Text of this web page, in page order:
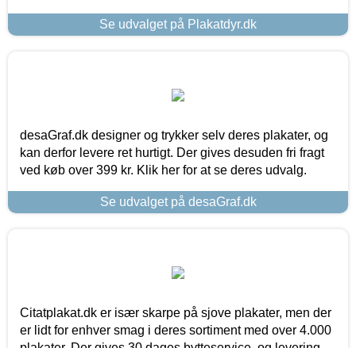
Se udvalget på Plakatdyr.dk
desaGraf.dk designer og trykker selv deres plakater, og
kan derfor levere ret hurtigt. Der gives desuden fri fragt
ved køb over 399 kr. Klik her for at se deres udvalg.
Se udvalget på desaGraf.dk
Citatplakat.dk er især skarpe på sjove plakater, men der
er lidt for enhver smag i deres sortiment med over 4.000